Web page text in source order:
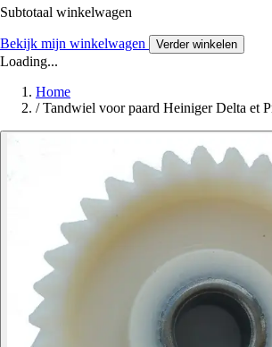
Subtotaal winkelwagen
Bekijk mijn winkelwagen Verder winkelen
Loading...
Home
/ Tandwiel voor paard Heiniger Delta et